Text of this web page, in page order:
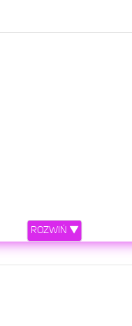
ROZWIŃ ▼